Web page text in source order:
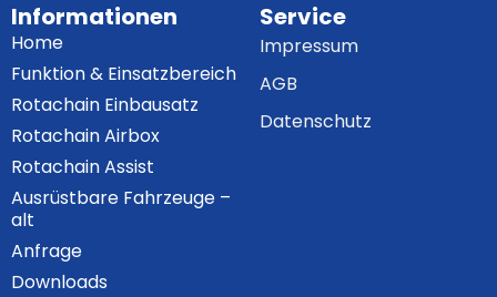
Informationen
Home
Funktion & Einsatzbereich
Rotachain Einbausatz
Rotachain Airbox
Rotachain Assist
Ausrüstbare Fahrzeuge –
alt
Anfrage
Downloads
Service
Impressum
AGB
Datenschutz